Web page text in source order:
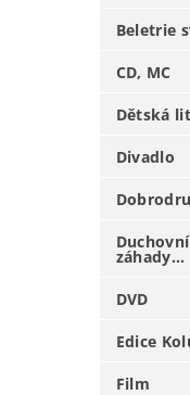
Beletrie
CD, MC
Dětská
Divadlo
záhady...
DVD
Edice
Film